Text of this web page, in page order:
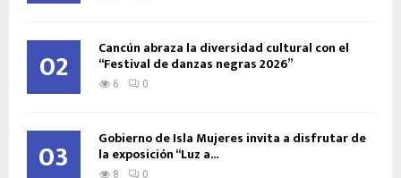
02 Cancún abraza la diversidad cultural con el
“Festival de danzas negras 2026”
6 0
03 Gobierno de Isla Mujeres invita a disfrutar de
la exposición “Luz a...
8 0